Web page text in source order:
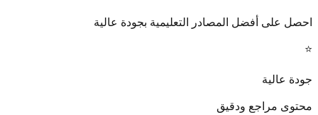
احصل على أفضل المصادر التعليمية بجودة عالية
⭐
جودة عالية
محتوى مراجع ودقيق